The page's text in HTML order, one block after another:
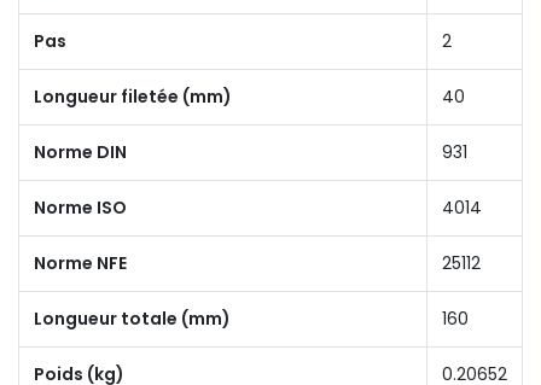
Pas 2
Longueur filetée (mm) 40
Norme DIN 931
Norme ISO 4014
Norme NFE 25112
Longueur totale (mm) 160
Poids (kg) 0.20652